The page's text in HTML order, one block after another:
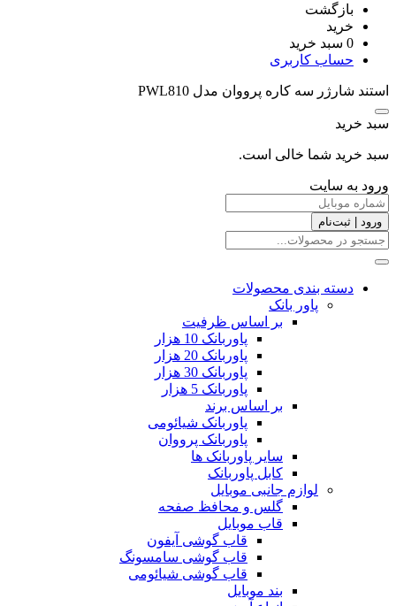
بازگشت
خرید
0 سبد خرید
حساب کاربری
استند شارژر سه کاره پرووان مدل PWL810
سبد خرید
سبد خرید شما خالی است.
ورود به سایت
ورود | ثبت‌نام
دسته بندی محصولات
پاور بانک
بر اساس ظرفیت
پاوربانک 10 هزار
پاوربانک 20 هزار
پاوربانک 30 هزار
پاوربانک 5 هزار
بر اساس برند
پاوربانک شیائومی
پاوربانک پرووان
سایر پاوربانک ها
کابل پاوربانک
لوازم جانبی موبایل
گلس و محافظ صفحه
قاب موبایل
قاب گوشی آیفون
قاب گوشی سامسونگ
قاب گوشی شیائومی
بند موبایل